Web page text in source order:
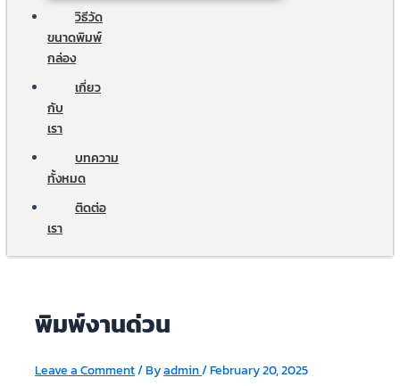
วิธีวัด
ขนาดพิมพ์
กล่อง
เกี่ยว
กับ
เรา
บทความ
ทั้งหมด
ติดต่อ
เรา
พิมพ์งานด่วน
Leave a Comment/ Byadmin/February 20, 2025